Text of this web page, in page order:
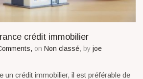
crédit immobilier
on Non classé, by joe
un crédit immobilier, il est préférable de